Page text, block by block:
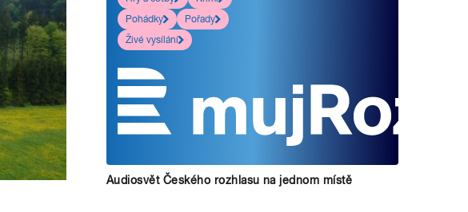
Pohádky
Pořady
Živé vysílání
Audiosvět Českého rozhlasu na jednom místě